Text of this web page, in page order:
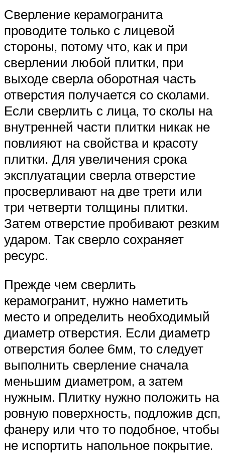
Сверление керамогранита
проводите только с лицевой
стороны, потому что, как и при
сверлении любой плитки, при
выходе сверла оборотная часть
отверстия получается со сколами.
Если сверлить с лица, то сколы на
внутренней части плитки никак не
повлияют на свойства и красоту
плитки. Для увеличения срока
эксплуатации сверла отверстие
просверливают на две трети или
три четверти толщины плитки.
Затем отверстие пробивают резким
ударом. Так сверло сохраняет
ресурс.
Прежде чем сверлить
керамогранит, нужно наметить
место и определить необходимый
диаметр отверстия. Если диаметр
отверстия более 6мм, то следует
выполнить сверление сначала
меньшим диаметром, а затем
нужным. Плитку нужно положить на
ровную поверхность, подложив дсп,
фанеру или что то подобное, чтобы
не испортить напольное покрытие.